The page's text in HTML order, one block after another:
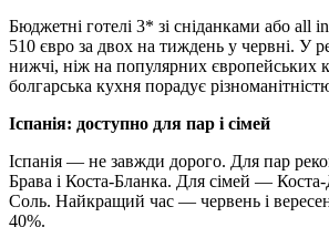
Бюджетні готелі 3* зі сніданками або all
510 євро за двох на тиждень у червні. У
нижчі, ніж на популярних європейських
болгарська кухня порадує
Іспанія: доступно для пар і сімей
Іспанія — не завжди дорого. Для пар
Брава і Коста-Бланка. Для сімей — Коста-
Соль. Найкращий час — червень і
40%.